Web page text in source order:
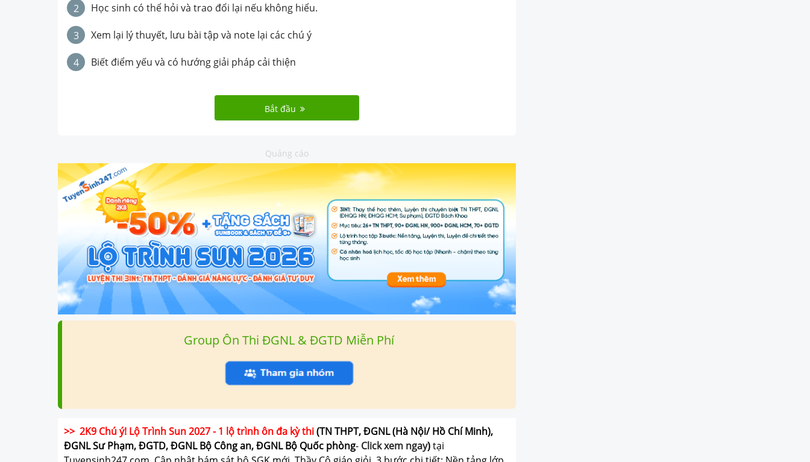
2 Học sinh có thể hỏi và trao đổi lại nếu không hiểu.
3 Xem lại lý thuyết, lưu bài tập và note lại các chú ý
4 Biết điểm yếu và có hướng giải pháp cải thiện
Bắt đầu
Quảng cáo
Group Ôn Thi ĐGNL & ĐGTD Miễn Phí
>> 2K9 Chú ý! Lộ Trình Sun 2027 - 1 lộ trình ôn đa kỳ thi(TN THPT, ĐGNL (Hà Nội/ Hồ Chí Minh),
ĐGNL Sư Phạm, ĐGTD, ĐGNL Bộ Công an, ĐGNL Bộ Quốc phòng- Click xem ngay)tại